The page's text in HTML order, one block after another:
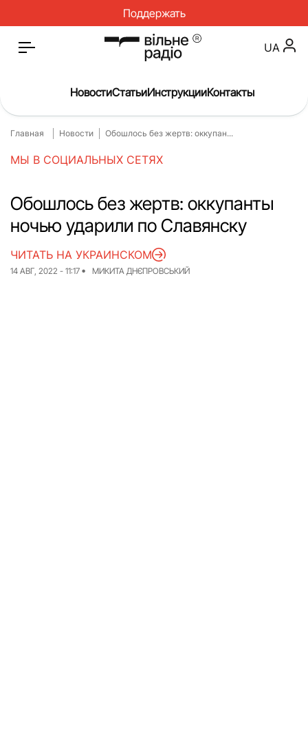
Поддержать
Главная
Новости
О нас
Инструкции
Спорт
Интервью
Досье
Репортаж
Блог
UA
НовостиСтатьиИнструкцииКонтакты
Главная Новости Обошлось без жертв: оккупан...
МЫ В СОЦИАЛЬНЫХ СЕТЯХ
Обошлось без жертв: оккупанты
ночью ударили по Славянску
14 АВГ, 2022 - 11:17 МИКИТА ДНЄПРОВСЬКИЙ
ЧИТАТЬ НА УКРАИНСКОМ